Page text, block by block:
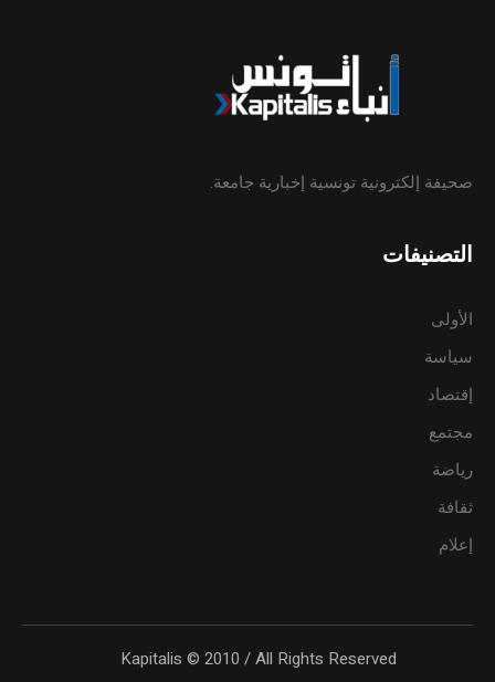
صحيفة إلكترونية تونسية إخبارية جامعة.
التصنيفات
الأولى
سياسة
إقتصاد
مجتمع
رياضة
ثقافة
إعلام
Kapitalis © 2010 / All Rights Reserved